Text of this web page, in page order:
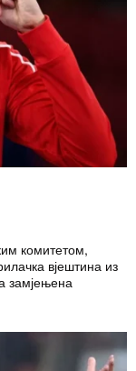
комитетом,
вјештина из
замјењена